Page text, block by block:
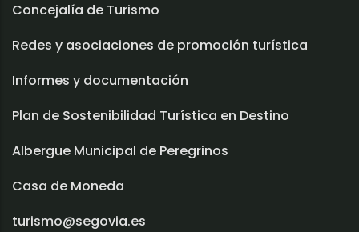
Concejalía de Turismo
Redes y asociaciones de promoción turística
Informes y documentación
Plan de Sostenibilidad Turística en Destino
Albergue Municipal de Peregrinos
Casa de Moneda
turismo@segovia.es